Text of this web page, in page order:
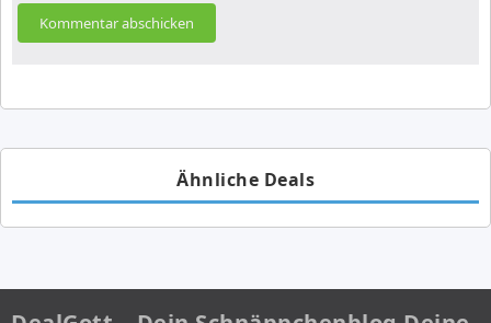
Ähnliche Deals